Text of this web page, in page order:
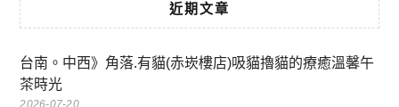
近期文章
台南。中西》角落.有貓(赤崁樓店)吸貓擼貓的療癒溫馨午
茶時光
2026-07-20